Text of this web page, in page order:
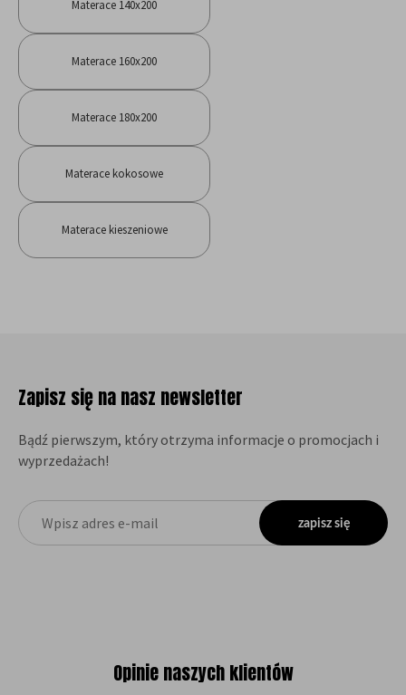
Materace 140x200
Materace 160x200
Materace 180x200
Materace kokosowe
Materace kieszeniowe
Zapisz się na nasz newsletter
Bądź pierwszym, który otrzyma informacje o promocjach i
wyprzedażach!
zapisz się
Opinie naszych klientów